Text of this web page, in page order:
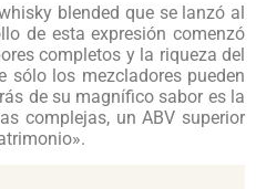
blended que se lanzó al
de esta expresión comenzó
completos y la riqueza del
sólo los mezcladores pueden
de su magnífico sabor es la
complejas, un ABV superior